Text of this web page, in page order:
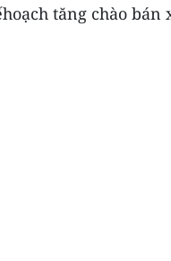
tăng chào